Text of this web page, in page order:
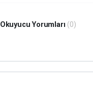
Okuyucu Yorumları (0)